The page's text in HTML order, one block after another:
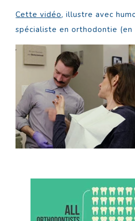
Cette vidéo, illustre avec
spécialiste en orthodontie (en